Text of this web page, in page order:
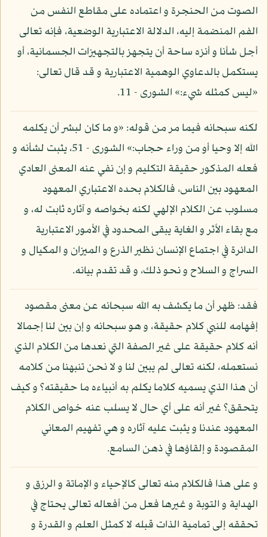
الصوت من الحنجرة و اعتماده على مقاطع النفس من
الفم المنضمة إليه، الدلالة الاعتبارية الوضعية، فإنه تعالى
أجل شأنا و أنزه ساحة أن يتجهز بالتجهيزات الجسمانية، أو
يستكمل بالدعاوي الوهمية الاعتبارية و قد قال تعالى:
«ليس كمثله شيء:» الشورى - 11.
لكنه سبحانه فيما مر من قوله: «و ما كان لبشر أن يكلمه
الله إلا وحيا أو من وراء حجاب:» الشورى - 51، يثبت لشأنه و
فعله المذكور حقيقة التكليم و إن نفي عنه المعنى العادي
المعهود بين الناس، فالكلام بحده الاعتباري المعهود
مسلوب عن الكلام الإلهي لكنه بخواصه و آثاره ثابت له، و
مع بقاء الأثر و الغاية يبقى المحدود في الأمور الاعتبارية
الدائرة في اجتماع الإنسان نظير الذرع و الميزان و المكيال و
السراج و السلاح و نحو ذلك، و قد تقدم بيانه.
فقد: ظهر أن ما يكشف به الله سبحانه عن معنى مقصود
إفهامه للنبي كلام حقيقة، و هو سبحانه و إن بين لنا إجمالا
أنه كلام حقيقة على غير الصفة التي نعدها من الكلام الذي
نستعمله، لكنه تعالى لم يبين لنا و لا نحن تنبهنا من كلامه
أن هذا الذي يسميه كلاما يكلم به أنبياءه ما حقيقته؟ و كيف
يتحقق؟ غير أنه على أي حال لا يسلب عنه خواص الكلام
المعهود عندنا و يثبت عليه آثاره و هي تفهيم المعاني
المقصودة و إلقاؤها في ذهن السامع.
و على هذا فالكلام منه تعالى كالإحياء و الإماتة و الرزق و
الهداية و التوبة و غيرها فعل من أفعاله تعالى يحتاج في
تحققه إلى تمامية الذات قبله لا كمثل العلم و القدرة و